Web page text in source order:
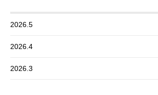
2026.5
2026.4
2026.3